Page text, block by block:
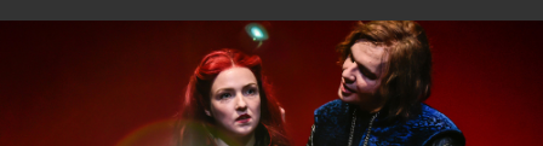
Biografie